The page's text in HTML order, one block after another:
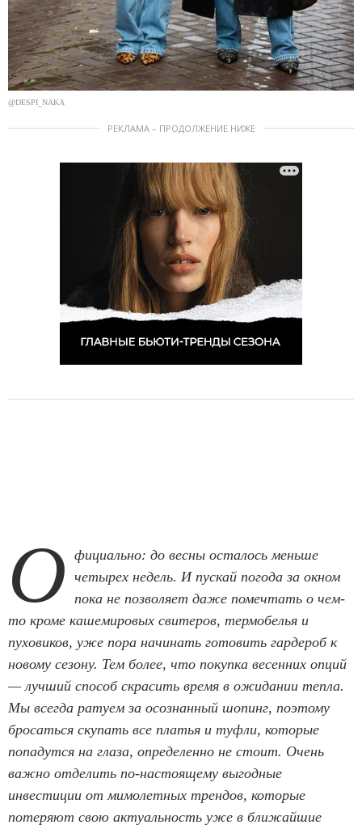
@DESPI_NAKA
РЕКЛАМА – ПРОДОЛЖЕНИЕ НИЖЕ
О фициально: до весны осталось меньше
четырех недель. И пускай погода за окном
пока не позволяет даже помечтать о чем-
то кроме кашемировых свитеров, термобелья и
пуховиков, уже пора начинать готовить гардероб к
новому сезону. Тем более, что покупка весенних опций
— лучший способ скрасить время в ожидании тепла.
Мы всегда ратуем за осознанный шопинг, поэтому
бросаться скупать все платья и туфли, которые
попадутся на глаза, определенно не стоит. Очень
важно отделить по-настоящему выгодные
инвестиции от мимолетных трендов, которые
потеряют свою актуальность уже в ближайшие